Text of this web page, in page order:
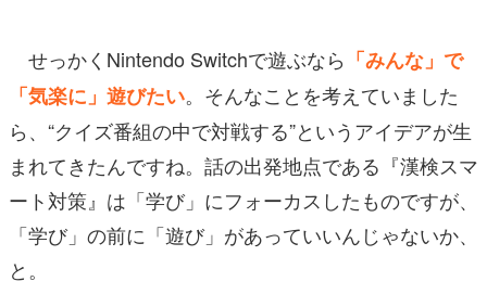
せっかくNintendo Switchで遊ぶなら 「みんな」で
「気楽に」遊びたい。そんなことを考えていました
ら、“クイズ番組の中で対戦する”というアイデアが生
まれてきたんですね。話の出発地点である『漢検スマ
ート対策』は「学び」にフォーカスしたものですが、
「学び」の前に「遊び」があっていいんじゃないか、
と。